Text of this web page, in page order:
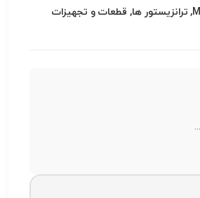
MOSFET, ترانزیستور ها, قطعات و تجهیزات